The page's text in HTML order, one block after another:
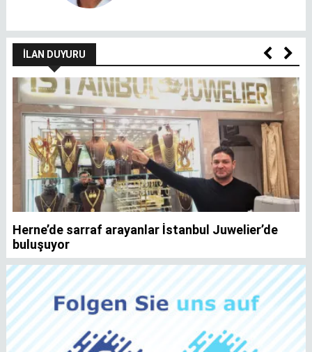
İLAN DUYURU
Herne’de sarraf arayanlar İstanbul Juwelier’de
buluşuyor